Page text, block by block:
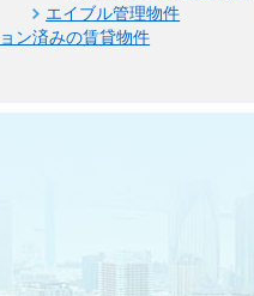
エイブル管理物件
ン済みの賃貸物件